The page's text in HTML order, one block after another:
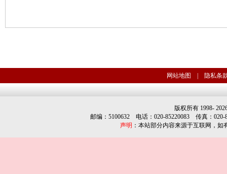
网站地图 隐私条
版权所有 1998-
邮编：5100632 电话：020-85220083 传真：
声明 ：本站部分内容来源于互联网，如